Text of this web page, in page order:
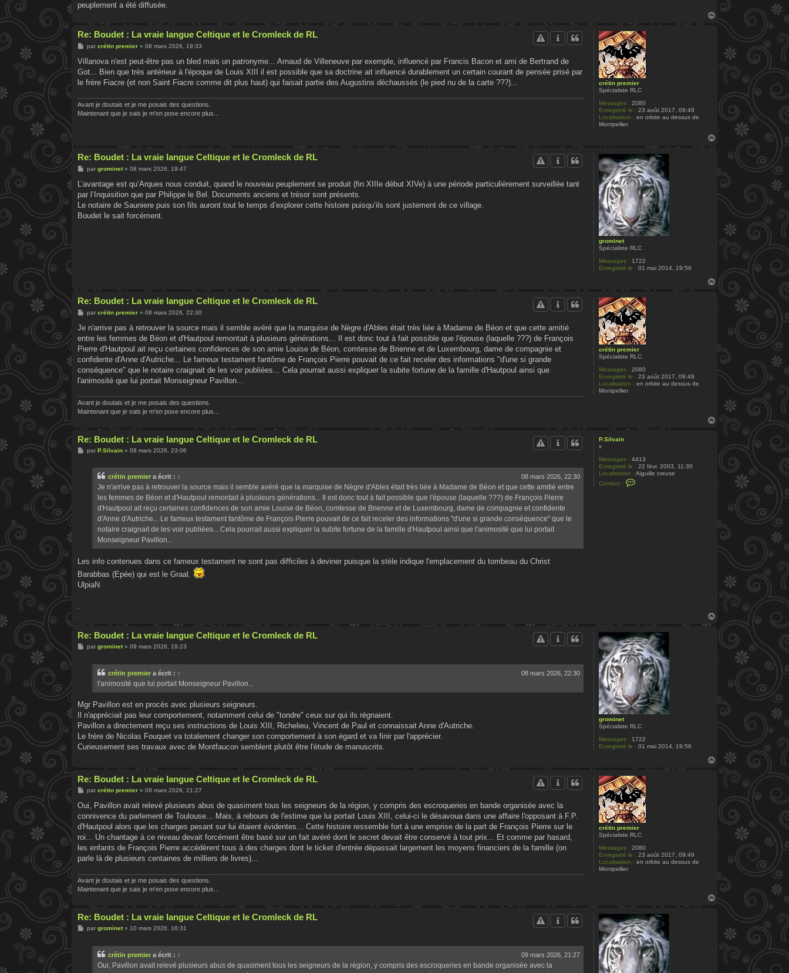
peuplement a été diffusée.
a
crétin premier
Spécialiste RLC
Messages : 2080
Enregistré le : 23 août 2017, 09:49
Localisation : en orbite au dessus de
Montpellier
Re: Boudet : La vraie langue Celtique et le Cromleck de RL
M
s
a
g
par crétin premier» 08 mars 2026, 19:33
Villanova n'est peut-être pas un bled mais un patronyme... Arnaud de Villeneuve par exemple, influencé par Francis Bacon et ami de Bertrand de
Got... Bien que très antérieur à l'époque de Louis XIII il est possible que sa doctrine ait influencé durablement un certain courant de pensée prisé par
le frère Fiacre (et non Saint Fiacre comme dit plus haut) qui faisait partie des Augustins déchaussés (le pied nu de la carte ???)...
Avant je doutais et je me posais des questions.
Maintenant que je sais je m'en pose encore plus...
grominet
Spécialiste RLC
Messages : 1722
Enregistré le : 01 mai 2014, 19:56
Re: Boudet : La vraie langue Celtique et le Cromleck de RL
M
s
a
g
par grominet» 08 mars 2026, 19:47
L’avantage est qu’Arques nous conduit, quand le nouveau peuplement se produit (fin XIIIe début XIVe) à une période particulièrement surveillée tant
par l’Inquisition que par Philippe le Bel. Documents anciens et trésor sont présents.
Le notaire de Sauniere puis son fils auront tout le temps d’explorer cette histoire puisqu’ils sont justement de ce village.
Boudet le sait forcément.
H
a
crétin premier
Spécialiste RLC
Messages : 2080
Enregistré le : 23 août 2017, 09:49
Localisation : en orbite au dessus de
Montpellier
Re: Boudet : La vraie langue Celtique et le Cromleck de RL
M
s
a
g
par crétin premier» 08 mars 2026, 22:30
Je n'arrive pas à retrouver la source mais il semble avéré que la marquise de Nègre d'Ables était très liée à Madame de Béon et que cette amitié
entre les femmes de Béon et d'Hautpoul remontait à plusieurs générations... Il est donc tout à fait possible que l'épouse (laquelle ???) de François
Pierre d'Hautpoul ait reçu certaines confidences de son amie Louise de Béon, comtesse de Brienne et de Luxembourg, dame de compagnie et
confidente d'Anne d'Autriche... Le fameux testament fantôme de François Pierre pouvait de ce fait receler des informations "d'une si grande
conséquence" que le notaire craignait de les voir publiées... Cela pourrait aussi expliquer la subite fortune de la famille d'Hautpoul ainsi que
l'animosité que lui portait Monseigneur Pavillon...
Avant je doutais et je me posais des questions.
Maintenant que je sais je m'en pose encore plus...
P.Silvain
x
Messages : 4413
Enregistré le : 22 févr. 2003, 11:30
Localisation : Aiguille creuse
Contact :
Re: Boudet : La vraie langue Celtique et le Cromleck de RL
Mpar P.Silvain» 08 mars 2026, 23:06
crétin premier a écrit : ↑ 08 mars 2026, 22:30
Je n'arrive pas à retrouver la source mais il semble avéré que la marquise de Nègre d'Ables était très liée à Madame de Béon et que cette amitié entre
les femmes de Béon et d'Hautpoul remontait à plusieurs générations... Il est donc tout à fait possible que l'épouse (laquelle ???) de François Pierre
d'Hautpoul ait reçu certaines confidences de son amie Louise de Béon, comtesse de Brienne et de Luxembourg, dame de compagnie et confidente
d'Anne d'Autriche... Le fameux testament fantôme de François Pierre pouvait de ce fait receler des informations "d'une si grande conséquence" que le
notaire craignait de les voir publiées... Cela pourrait aussi expliquer la subite fortune de la famille d'Hautpoul ainsi que l'animosité que lui portait
Monseigneur Pavillon...
Les info contenues dans ce fameux testament ne sont pas difficiles à deviner puisque la stèle indique l'emplacement du tombeau du Christ
Barabbas (Epée) qui est le Graal.
UlpiaN
u
grominet
Spécialiste RLC
Messages : 1722
Enregistré le : 01 mai 2014, 19:56
Re: Boudet : La vraie langue Celtique et le Cromleck de RL
Mpar grominet» 09 mars 2026, 19:23
crétin premier a écrit : ↑ 08 mars 2026, 22:30
l'animosité que lui portait Monseigneur Pavillon...
Mgr Pavillon est en procès avec plusieurs seigneurs.
Il n'appréciait pas leur comportement, notamment celui de "tondre" ceux sur qui ils régnaient.
Pavillon a directement reçu ses instructions de Louis XIII, Richelieu, Vincent de Paul et connaissait Anne d'Autriche.
Le frère de Nicolas Fouquet va totalement changer son comportement à son égard et va finir par l'apprécier.
Curieusement ses travaux avec de Montfaucon semblent plutôt être l'étude de manuscrits.
crétin premier
Spécialiste RLC
Messages : 2080
Enregistré le : 23 août 2017, 09:49
Localisation : en orbite au dessus de
Montpellier
Re: Boudet : La vraie langue Celtique et le Cromleck de RL
M
s
a
g
par crétin premier» 09 mars 2026, 21:27
Oui, Pavillon avait relevé plusieurs abus de quasiment tous les seigneurs de la région, y compris des escroqueries en bande organisée avec la
connivence du parlement de Toulouse... Mais, à rebours de l'estime que lui portait Louis XIII, celui-ci le désavoua dans une affaire l'opposant à F.P.
d'Hautpoul alors que les charges pesant sur lui étaient évidentes... Cette histoire ressemble fort à une emprise de la part de François Pierre sur le
roi... Un chantage à ce niveau devait forcément être basé sur un fait avéré dont le secret devait être conservé à tout prix... Et comme par hasard,
les enfants de François Pierre accédèrent tous à des charges dont le ticket d'entrée dépassait largement les moyens financiers de la famille (on
parle là de plusieurs centaines de milliers de livres)...
Avant je doutais et je me posais des questions.
Maintenant que je sais je m'en pose encore plus...
H
a
Re: Boudet : La vraie langue Celtique et le Cromleck de RL
Mpar grominet» 10 mars 2026, 16:31
crétin premier a écrit : ↑ 09 mars 2026, 21:27
Oui, Pavillon avait relevé plusieurs abus de quasiment tous les seigneurs de la région, y compris des escroqueries en bande organisée avec la